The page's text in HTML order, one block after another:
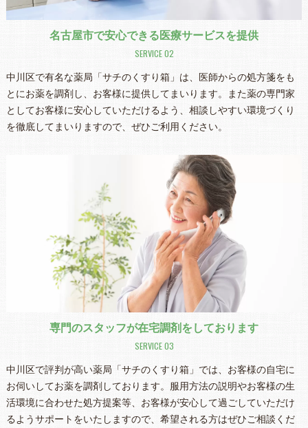
名古屋市で安心できる医療サービスを提供
SERVICE 02
中川区で有名な薬局「サチのくすり箱」は、医師からの処方箋をも
とにお薬を調剤し、お客様に提供してまいります。また薬の専門家
としてお客様に安心していただけるよう、相談しやすい環境づくり
を徹底してまいりますので、ぜひご利用ください。
専門のスタッフが在宅調剤をしております
SERVICE 03
中川区で評判が高い薬局「サチのくすり箱」では、お客様の自宅に
お伺いしてお薬を調剤しております。服用方法の説明やお客様の生
活環境に合わせた処方提案等、お客様が安心して過ごしていただけ
るようサポートをいたしますので、希望される方はぜひご相談くだ